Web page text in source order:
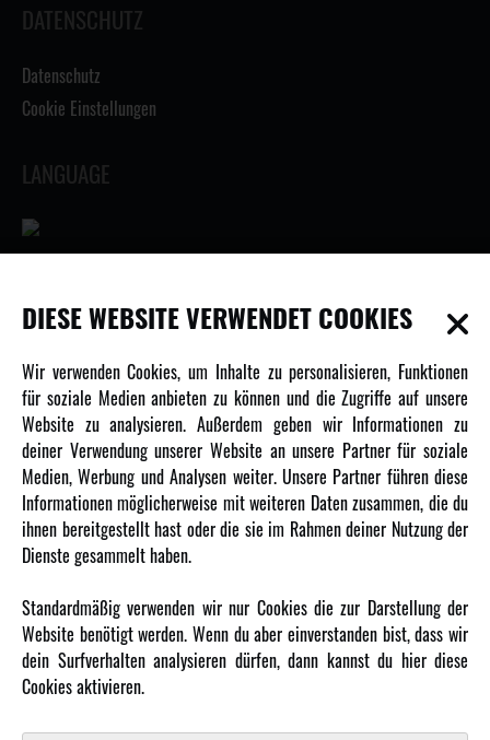
DATENSCHUTZ
Datenschutz
Cookie Einstellungen
LANGUAGE
INFORMATIONEN
Newsletter
Über uns
Karriere
Amewi Kataloge
MEHR VON AMEWI
Amewi Construction - Nutzfahrzeuge
Malinos - Die kreative Seite von Amewi
Werden Sie Amewi Händler
DIESE WEBSITE VERWENDET COOKIES
Wir verwenden Cookies, um Inhalte zu personalisieren, Funktionen
für soziale Medien anbieten zu können und die Zugriffe auf unsere
Website zu analysieren. Außerdem geben wir Informationen zu
deiner Verwendung unserer Website an unsere Partner für soziale
Medien, Werbung und Analysen weiter. Unsere Partner führen diese
Informationen möglicherweise mit weiteren Daten zusammen, die du
ihnen bereitgestellt hast oder die sie im Rahmen deiner Nutzung der
Dienste gesammelt haben.
Standardmäßig verwenden wir nur Cookies die zur Darstellung der
Website benötigt werden. Wenn du aber einverstanden bist, dass wir
dein Surfverhalten analysieren dürfen, dann kannst du hier diese
Cookies aktivieren.